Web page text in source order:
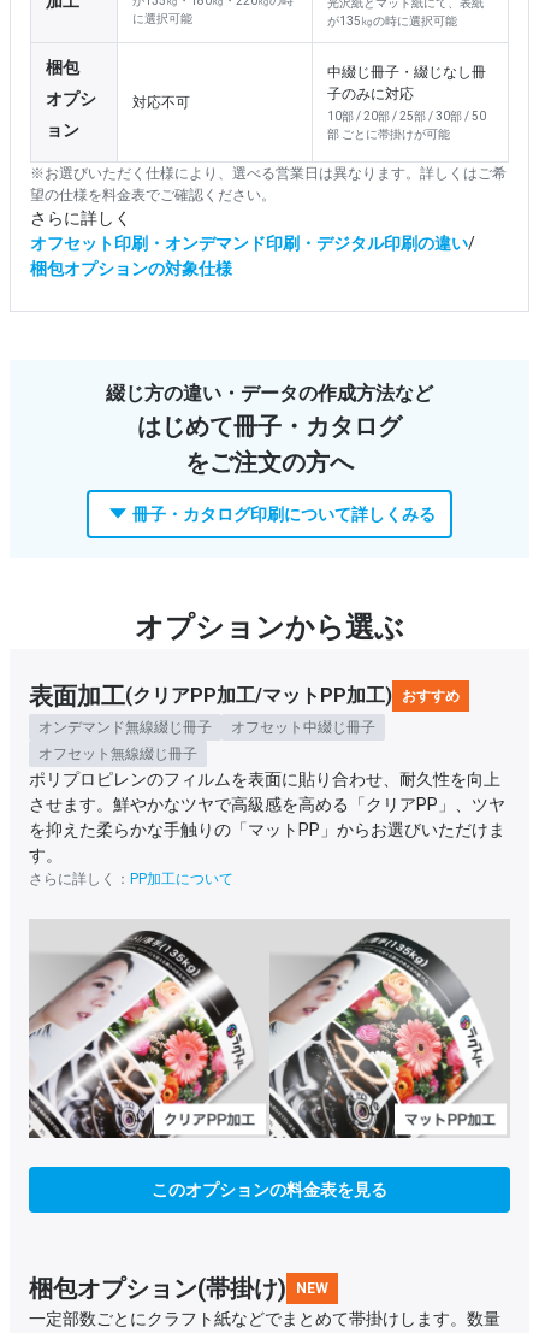
に選択可能
光沢紙とマット紙にて、表紙
が135㎏の時に選択可能
対応不可
中綴じ冊子・綴じなし冊
子のみに対応
10部 / 20部 / 25部 / 30部 / 50
部 ごとに帯掛けが可能
※お選びいただく仕様により、選べる営業日は異なります。詳しくはご希
望の仕様を料金表でご確認ください。
さらに詳しく
オフセット印刷・オンデマンド印刷・デジタル印刷の違い/
梱包オプションの対象仕様
綴じ方の違い・データの作成方法など
はじめて冊子・カタログ
をご注文の方へ
冊子・カタログ印刷について詳しくみる
オプションから選ぶ
表面加工(クリアPP加工/マットPP加工)
おすすめ
オンデマンド無線綴じ冊子
オフセット中綴じ冊子
オフセット無線綴じ冊子
ポリプロピレンのフィルムを表面に貼り合わせ、耐久性を向上
させます。鮮やかなツヤで高級感を高める「クリアPP」、ツヤ
を抑えた柔らかな手触りの「マットPP」からお選びいただけま
す。
さらに詳しく： PP加工について
このオプションの料金表を見る
梱包オプション(帯掛け) NEW
一定部数ごとにクラフト紙などでまとめて帯掛けします。数量